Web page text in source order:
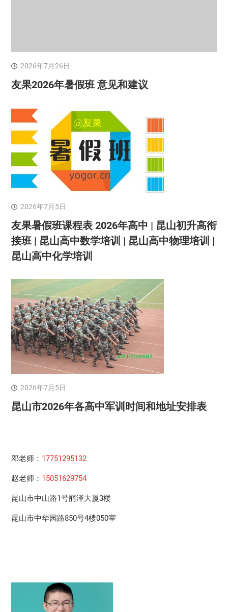
2026年7月26日
友果2026年暑假班 意见和建议
2026年7月5日
友果暑假班课程表 2026年高中 | 昆山初升高衔
接班 | 昆山高中数学培训 | 昆山高中物理培训 |
昆山高中化学培训
2026年7月5日
昆山市2026年各高中军训时间和地址安排表
邓老师： 17751295132
赵老师： 15051629754
昆山市中山路1号丽泽大厦3楼
昆山市中华园路850号4楼050室